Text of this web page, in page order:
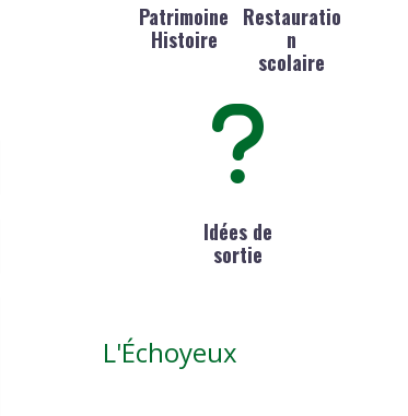
Patrimoine
Histoire
Restauratio
n
scolaire
Idées de
sortie
L'Échoyeux